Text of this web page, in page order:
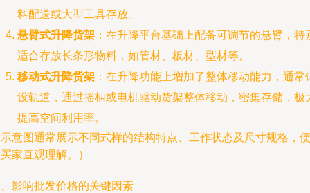
料配送或大型工具存放。
悬臂式升降货架 ：在升降平台基础上配备可调节的悬臂，特
适合存放长条形物料，如管材、板材、型材等。
移动式升降货架 ：在升降功能上增加了整体移动能力，通常
设轨道，通过摇柄或电机驱动货架整体移动，密集存储，极
提高空间利用率。
意图通常展示不同式样的结构特点、工作状态及尺寸规格，便
家直观理解。）
影响批发价格的关键因素